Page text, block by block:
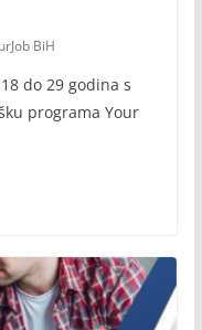
BiH
do 29 godina s
programa Your